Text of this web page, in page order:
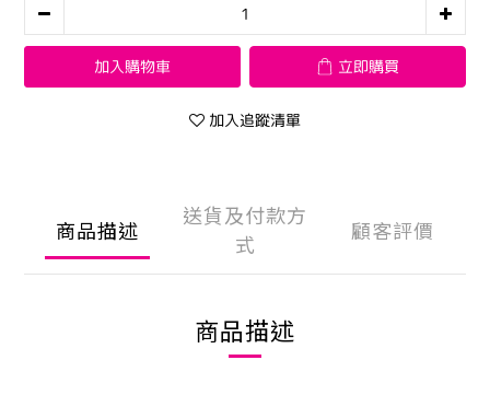
加入購物車 立即購買
加入追蹤清單
商品描述
送貨及付款方
式
顧客評價
商品描述